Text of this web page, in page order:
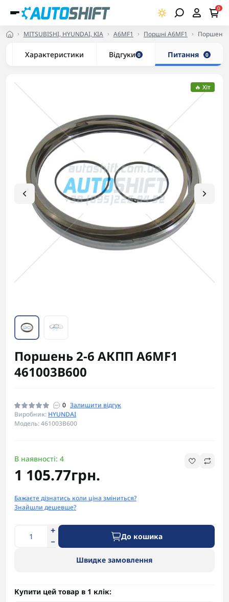
0
MITSUBISHI, HYUNDAI, KIA A6MF1 Поршні A6MF1 Поршень
Характеристики Відгуки 0 Питання 0
🔥 Хіт
Поршень 2-6 АКПП A6MF1
461003B600
0 Залишити відгук
Виробник: HYUNDAI
Модель: 461003B600
В наявності: 4
1 105.77грн.
Бажаєте дізнатись коли ціна зміниться?
Знайшли дешевше?
До кошика
Швидке замовлення
Купити цей товар в 1 клік: